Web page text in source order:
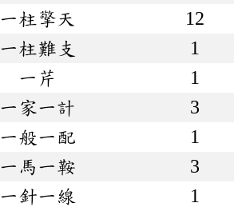
一柱擎天
12
一柱難支
1
一芹
1
一家一計
3
一般一配
1
一馬一鞍
3
一針一線
1